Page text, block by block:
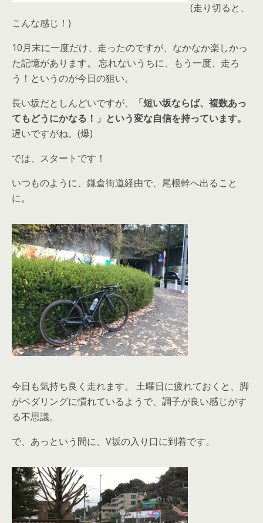
(走り切ると、
こんな感じ！)
10月末に一度だけ、走ったのですが、なかなか楽しかっ
た記憶があります。 忘れないうちに、もう一度、走ろ
う！というのが今日の狙い。
長い坂だとしんどいですが、
「短い坂ならば、複数あっ
てもどうにかなる！」という変な自信を持っています。
遅いですがね。(爆)
では、スタートです！
いつものように、鎌倉街道経由で、尾根幹へ出ること
に。
今日も気持ち良く走れます。 土曜日に疲れておくと、脚
がペダリングに慣れているようで、調子が良い感じがす
る不思議。
で、あっという間に、V坂の入り口に到着です。